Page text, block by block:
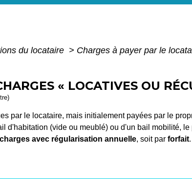
du locataire > Charges à payer par le
« LOCATIVES OU
par le locataire, mais initialement payées par le
d'habitation (vide ou meublé) ou d'un bail mobilité, le
avec régularisation annuelle, soit par forfait.